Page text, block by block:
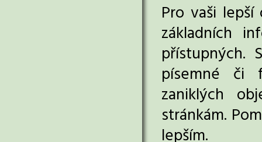
Pro vaši
základních
přístupných.
písemné či
zaniklých
stránkám.
lepším.